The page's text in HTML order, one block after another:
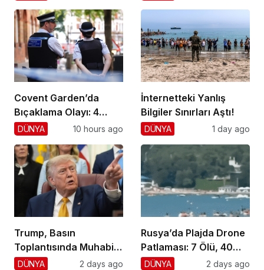
Covent Garden’da
Bıçaklama Olayı: 4
Yaralı, 1 Gözaltı
DÜNYA 10 hours ago
İnternetteki Yanlış
Bilgiler Sınırları Aştı!
DÜNYA 1 day ago
Trump, Basın
Toplantısında Muhabiri
Fena Yerden Aldı
DÜNYA 2 days ago
Rusya’da Plajda Drone
Patlaması: 7 Ölü, 40
Yaralı
DÜNYA 2 days ago